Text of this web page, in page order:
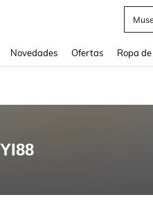
Novedades Ofertas Ropa